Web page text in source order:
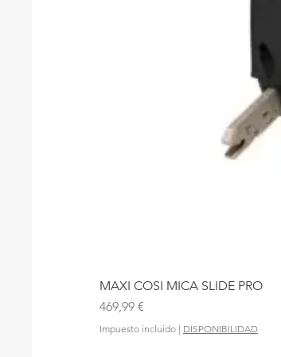
MAXI COSI MICA SLIDE PRO
Precio
469,99 €
Impuesto incluido | DISPONIBILIDAD